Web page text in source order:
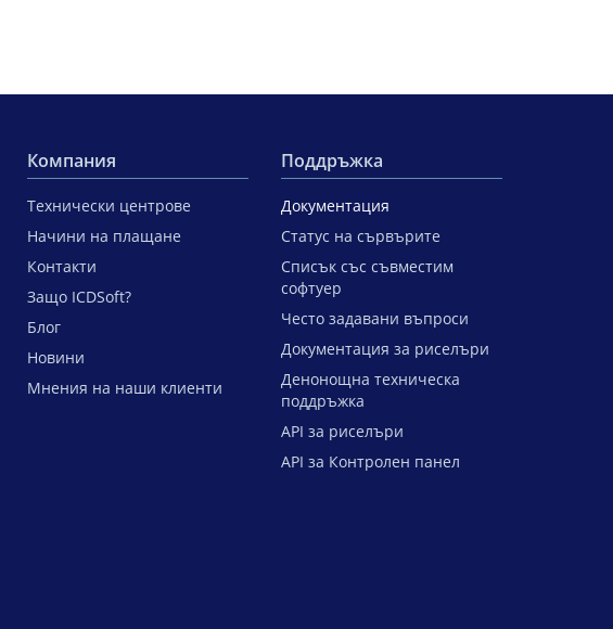
Компания
Технически центрове
Начини на плащане
Контакти
Защо ICDSoft?
Блог
Новини
Мнения на наши клиенти
Поддръжка
Документация
Статус на сървърите
Списък със съвместим
софтуер
Често задавани въпроси
Документация за риселъри
Денонощна техническа
поддръжка
API за риселъри
API за Контролен панел